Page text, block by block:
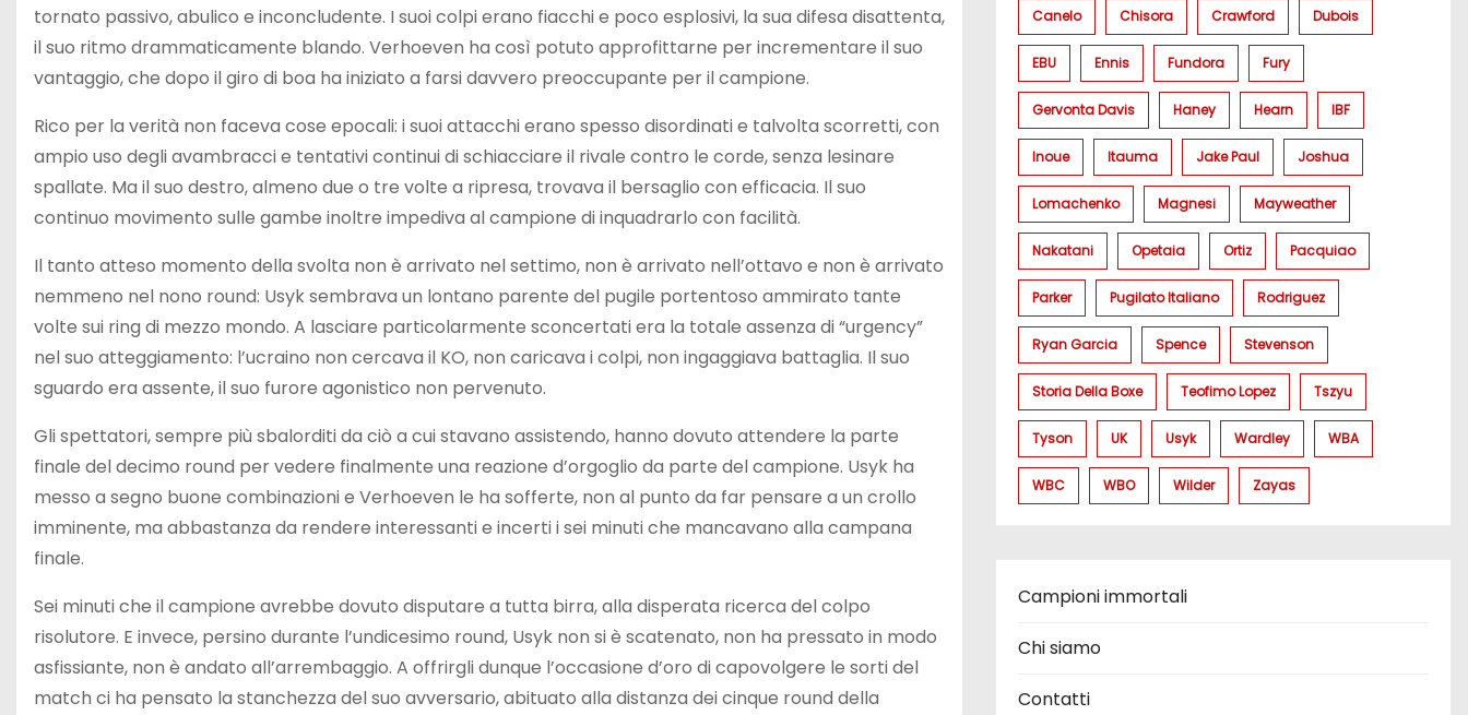
tornato passivo, abulico e inconcludente. I suoi colpi erano fiacchi e poco esplosivi, la sua difesa disattenta,
il suo ritmo drammaticamente blando. Verhoeven ha così potuto approfittarne per incrementare il suo
vantaggio, che dopo il giro di boa ha iniziato a farsi davvero preoccupante per il campione.
Rico per la verità non faceva cose epocali: i suoi attacchi erano spesso disordinati e talvolta scorretti, con
ampio uso degli avambracci e tentativi continui di schiacciare il rivale contro le corde, senza lesinare
spallate. Ma il suo destro, almeno due o tre volte a ripresa, trovava il bersaglio con efficacia. Il suo
continuo movimento sulle gambe inoltre impediva al campione di inquadrarlo con facilità.
Il tanto atteso momento della svolta non è arrivato nel settimo, non è arrivato nell’ottavo e non è arrivato
nemmeno nel nono round: Usyk sembrava un lontano parente del pugile portentoso ammirato tante
volte sui ring di mezzo mondo. A lasciare particolarmente sconcertati era la totale assenza di “urgency”
nel suo atteggiamento: l’ucraino non cercava il KO, non caricava i colpi, non ingaggiava battaglia. Il suo
sguardo era assente, il suo furore agonistico non pervenuto.
Gli spettatori, sempre più sbalorditi da ciò a cui stavano assistendo, hanno dovuto attendere la parte
finale del decimo round per vedere finalmente una reazione d’orgoglio da parte del campione. Usyk ha
messo a segno buone combinazioni e Verhoeven le ha sofferte, non al punto da far pensare a un crollo
imminente, ma abbastanza da rendere interessanti e incerti i sei minuti che mancavano alla campana
finale.
Sei minuti che il campione avrebbe dovuto disputare a tutta birra, alla disperata ricerca del colpo
risolutore. E invece, persino durante l’undicesimo round, Usyk non si è scatenato, non ha pressato in modo
asfissiante, non è andato all’arrembaggio. A offrirgli dunque l’occasione d’oro di capovolgere le sorti del
match ci ha pensato la stanchezza del suo avversario, abituato alla distanza dei cinque round della
Canelo Chisora Crawford Dubois
EBU Ennis Fundora Fury
Gervonta Davis Haney Hearn IBF
Inoue Itauma Jake Paul Joshua
Lomachenko Magnesi Mayweather
Nakatani Opetaia Ortiz Pacquiao
Parker Pugilato Italiano Rodriguez
Ryan Garcia Spence Stevenson
Storia Della Boxe Teofimo Lopez Tszyu
Tyson UK Usyk Wardley WBA
WBC WBO Wilder Zayas
Campioni immortali
Chi siamo
Contatti